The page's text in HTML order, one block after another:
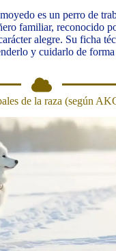
es un perro de
familiar, reconocido
alegre. Su ficha
y cuidarlo de forma
de la raza (según